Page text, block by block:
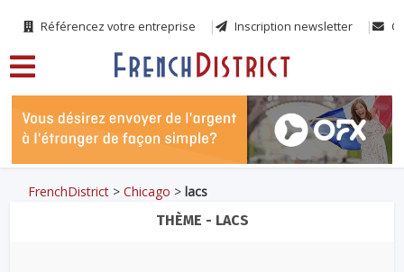
Référencez votre entreprise Inscription newsletter
FrenchDistrict >Chicago >lacs
THÈME - LACS